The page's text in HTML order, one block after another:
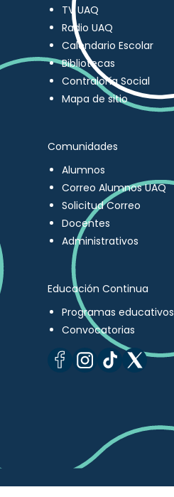
TV UAQ
Radio UAQ
Calendario Escolar
Bibliotecas
Contraloría Social
Mapa de sitio
Comunidades
Alumnos
Correo Alumnos UAQ
Solicitud Correo
Docentes
Administrativos
Educación Continua
Programas educativos
Convocatorias